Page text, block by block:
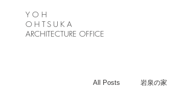
Y O H
OHTSUKA
ARCHITECTURE OFFICE
All Posts 岩泉の家